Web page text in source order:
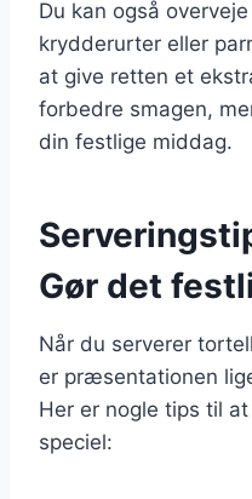
Du kan også
krydderurter eller
at give retten et
forbedre smagen,
din festlige middag.
Gør det
Når du serverer
er præsentationen
Her er nogle tips til
speciel: